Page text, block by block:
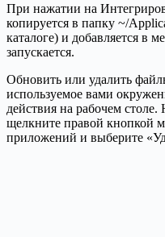
При нажатии на
копируется в папку ~/
каталоге) и добавляется в
запускается.
Обновить или удалить
используемое вами
действия на рабочем
щелкните правой кнопкой
приложений и выберите